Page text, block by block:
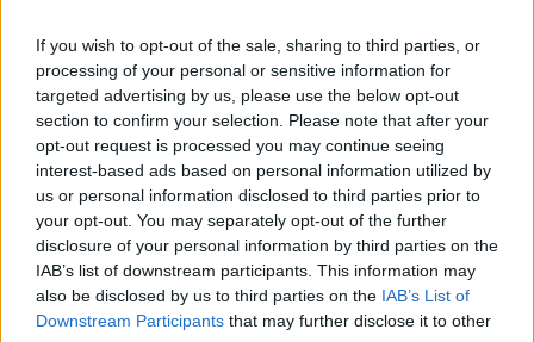
If you wish to opt-out of the sale, sharing to third parties, or
processing of your personal or sensitive information for
targeted advertising by us, please use the below opt-out
section to confirm your selection. Please note that after your
opt-out request is processed you may continue seeing
interest-based ads based on personal information utilized by
us or personal information disclosed to third parties prior to
your opt-out. You may separately opt-out of the further
disclosure of your personal information by third parties on the
IAB’s list of downstream participants. This information may
also be disclosed by us to third parties on the IAB’s List of
Downstream Participants that may further disclose it to other
magyar kutatók
Év végén kezdi meg működését a chilei Vera C. Rubin
Obszervatórium a világ legnagyobb csillagászati
kamerájával, amely tíz évig kémleli majd a déli égboltot,
színes, ultra nagy felbontású filmet készítve minden
változásról. Az égboltfelmérésben magyar kutatók is részt
vesznek.
TUDOMÁNY